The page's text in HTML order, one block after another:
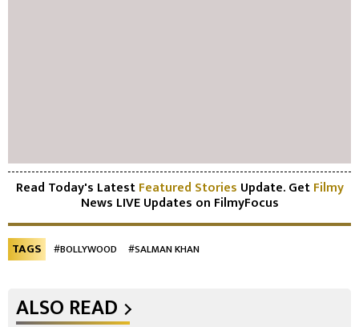
Read Today's LatestFeatured Stories Update. GetFilmy
News LIVE Updates on FilmyFocus
TAGS #BOLLYWOOD #SALMAN KHAN
ALSO READ